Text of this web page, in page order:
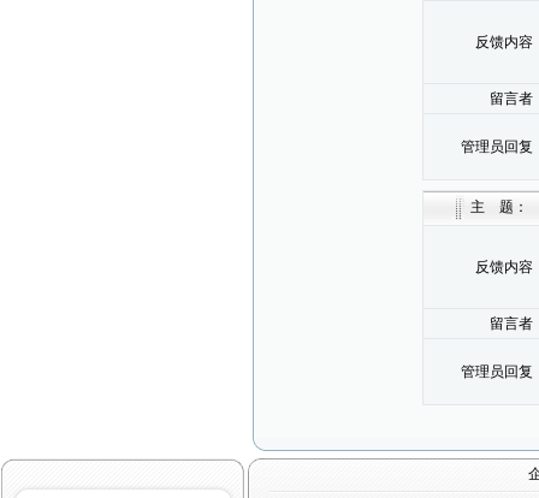
反馈内容
留言者
管理员回复
主 题：
反馈内容
留言者
管理员回复